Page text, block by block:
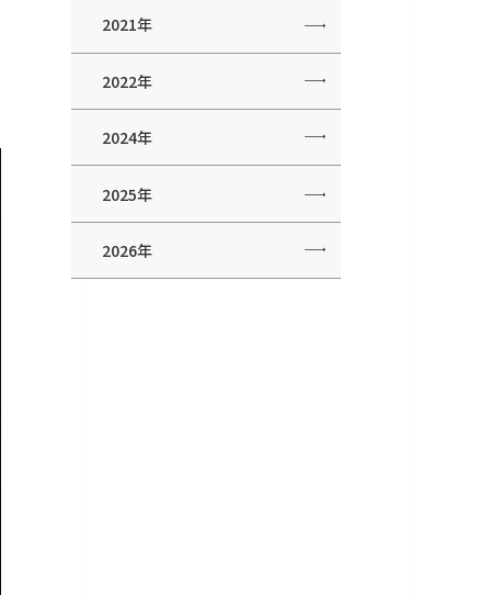
2021年
2022年
2024年
2025年
2026年